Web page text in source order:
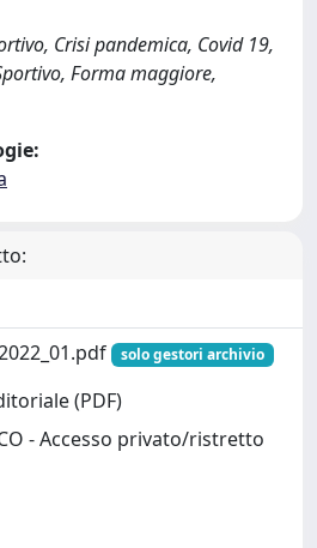
Crisi pandemica, Covid 19,
Forma maggiore,
solo gestori archivio
(PDF)
- Accesso privato/ristretto